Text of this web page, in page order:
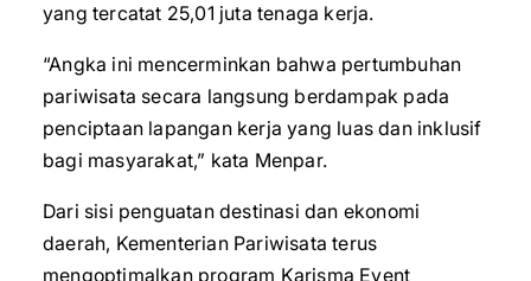
yang tercatat 25,01 juta tenaga kerja.
“Angka ini mencerminkan bahwa pertumbuhan
pariwisata secara langsung berdampak pada
penciptaan lapangan kerja yang luas dan inklusif
bagi masyarakat,” kata Menpar.
Dari sisi penguatan destinasi dan ekonomi
daerah, Kementerian Pariwisata terus
mengoptimalkan program Karisma Event